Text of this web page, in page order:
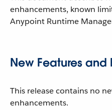
enhancements, known
Anypoint Runtime
New Features and
This release contains no
enhancements.